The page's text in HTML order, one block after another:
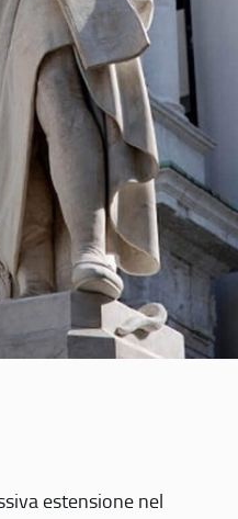
estensione nel